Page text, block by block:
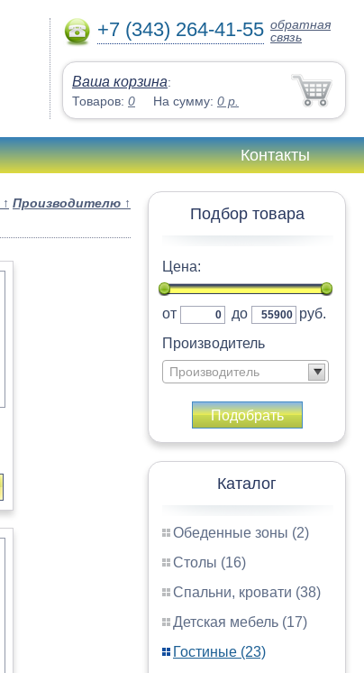
+7 (343) 264-41-55 обратная
связь
Ваша корзина:
Товаров: 0 На сумму: 0 р.
Контакты
Подбор товара
Цена:
от до
руб.
Производитель
Производитель
Подобрать
Каталог
Обеденные зоны (2)
Столы (16)
Спальни, кровати (38)
Детская мебель (17)
Гостиные (23)
↑ Производителю ↑